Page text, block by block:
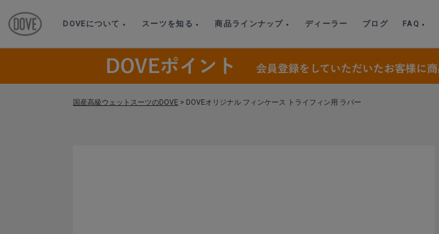
DOVEについて スーツを知る 商品ラインナップ ディーラー ブログ FAQ
国産高級ウェットスーツのDOVE > DOVEオリジナル フィンケース トライフィン用 ラバー